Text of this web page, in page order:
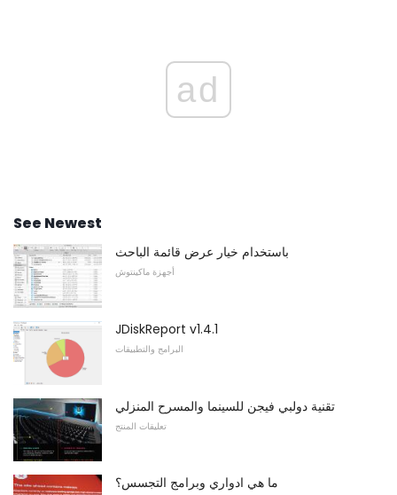
ad
See Newest
باستخدام خيار عرض قائمة الباحث
أجهزة ماكينتوش
JDiskReport v1.4.1
البرامج والتطبيقات
تقنية دولبي فيجن للسينما والمسرح المنزلي
تعليقات المنتج
ما هي ادواري وبرامج التجسس؟